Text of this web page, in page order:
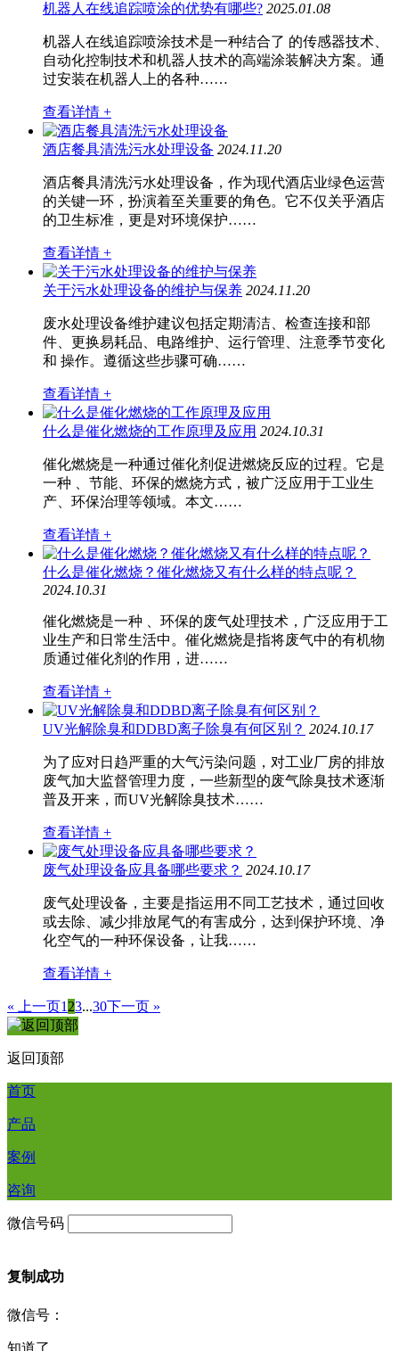
机器人在线追踪喷涂的优势有哪些? 2025.01.08
机器人在线追踪喷涂技术是一种结合了 的传感器技术、
自动化控制技术和机器人技术的高端涂装解决方案。通
过安装在机器人上的各种……
查看详情 +
酒店餐具清洗污水处理设备 2024.11.20
酒店餐具清洗污水处理设备，作为现代酒店业绿色运营
的关键一环，扮演着至关重要的角色。它不仅关乎酒店
的卫生标准，更是对环境保护……
查看详情 +
关于污水处理设备的维护与保养 2024.11.20
废水处理设备维护建议包括定期清洁、检查连接和部
件、更换易耗品、电路维护、运行管理、注意季节变化
和 操作。遵循这些步骤可确……
查看详情 +
什么是催化燃烧的工作原理及应用 2024.10.31
催化燃烧是一种通过催化剂促进燃烧反应的过程。它是
一种 、节能、环保的燃烧方式，被广泛应用于工业生
产、环保治理等领域。本文……
查看详情 +
什么是催化燃烧？催化燃烧又有什么样的特点呢？
2024.10.31
催化燃烧是一种 、环保的废气处理技术，广泛应用于工
业生产和日常生活中。催化燃烧是指将废气中的有机物
质通过催化剂的作用，进……
查看详情 +
UV光解除臭和DDBD离子除臭有何区别？ 2024.10.17
为了应对日趋严重的大气污染问题，对工业厂房的排放
废气加大监督管理力度，一些新型的废气除臭技术逐渐
普及开来，而UV光解除臭技术……
查看详情 +
废气处理设备应具备哪些要求？ 2024.10.17
废气处理设备，主要是指运用不同工艺技术，通过回收
或去除、减少排放尾气的有害成分，达到保护环境、净
化空气的一种环保设备，让我……
查看详情 +
« 上一页1 23...30下一页 »
返回顶部
首页
产品
案例
咨询
微信号码
复制成功
微信号：
知道了